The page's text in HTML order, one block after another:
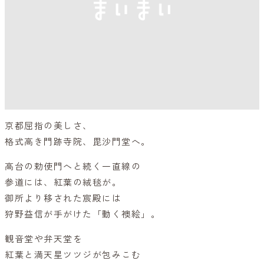
京都屈指の美しさ、
格式高き門跡寺院、毘沙門堂へ。
高台の勅使門へと続く一直線の
参道には、紅葉の絨毯が。
御所より移された宸殿には
狩野益信が手がけた「動く襖絵」。
観音堂や弁天堂を
紅葉と満天星ツツジが包みこむ